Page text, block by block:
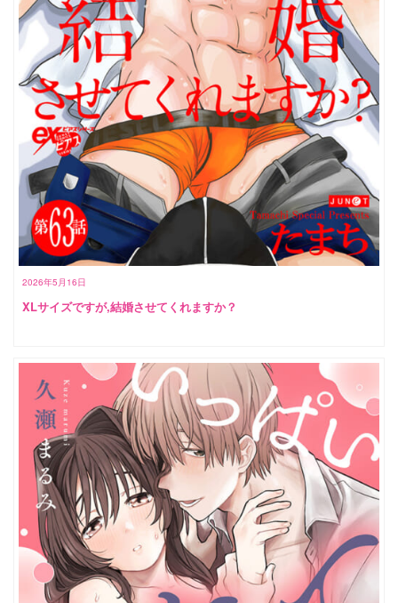
2026年5月16日
XLサイズですが,結婚させてくれますか？